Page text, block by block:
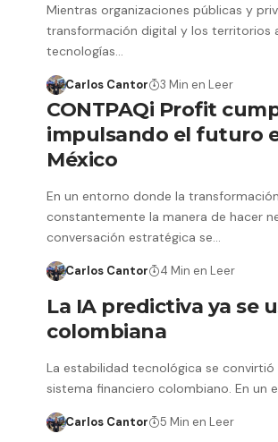
Mientras organizaciones públicas y
transformación digital y los territorios
tecnologías…
Carlos Cantor 3 Min en Leer
CONTPAQi Profit
impulsando el futuro
México
En un entorno donde la
constantemente la manera de hacer
conversación estratégica se…
Carlos Cantor 4 Min en Leer
La IA predictiva ya se
colombiana
La estabilidad tecnológica se
sistema financiero colombiano. En un
Carlos Cantor 5 Min en Leer